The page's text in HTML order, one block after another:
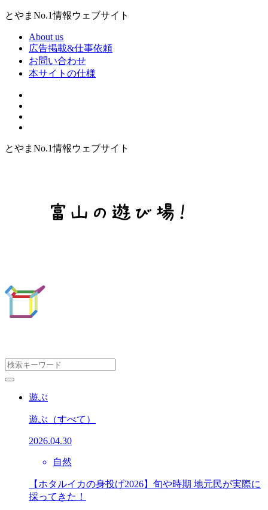
とやまNo.1情報ウェブサイト
About us
広告掲載&仕事依頼
お問い合わせ
本サイトの仕様
とやまNo.1情報ウェブサイト
遊ぶ
遊ぶ （すべて）
2026.04.30
自然
【ホタルイカの身投げ2026】旬や時期 地元民が実際に
採ってきた！